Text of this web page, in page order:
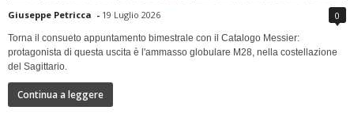
Giuseppe Petricca - 19 Luglio 2026 0
Torna il consueto appuntamento bimestrale con il Catalogo Messier:
protagonista di questa uscita è l'ammasso globulare M28, nella costellazione
del Sagittario.
Continua a leggere